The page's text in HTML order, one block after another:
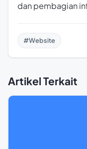
dan pembagian
#Website
Artikel Terkait